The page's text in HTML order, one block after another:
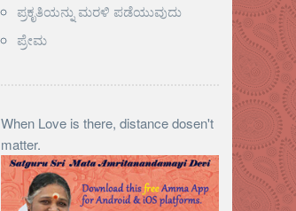
ಪ್ರಕೃತಿಯನ್ನು ಮರಳಿ ಪಡೆಯುವುದು
ಪ್ರೇಮ
When Love is there, distance dosen't
matter.